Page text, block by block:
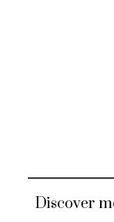
Discover